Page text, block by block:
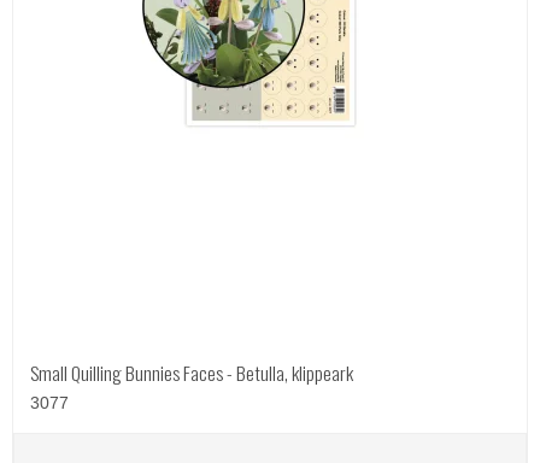
Small Quilling Bunnies Faces - Betulla, klippeark
3077